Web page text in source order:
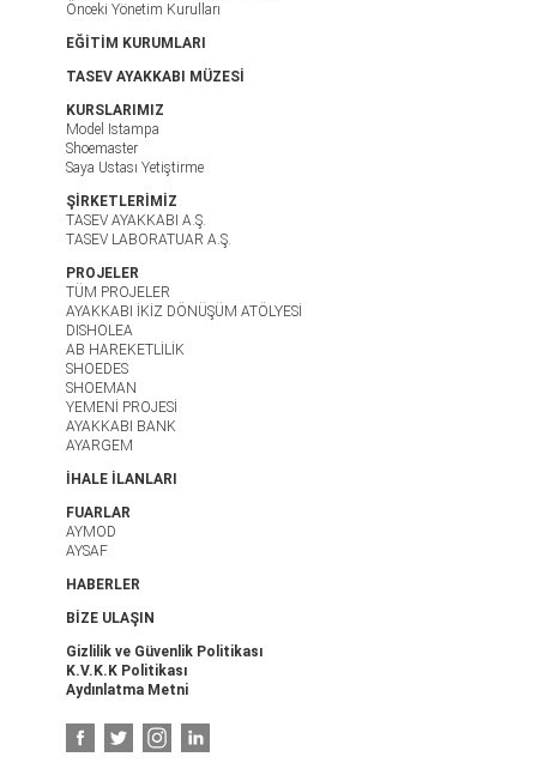
Önceki Yönetim Kurulları
EĞİTİM KURUMLARI
TASEV AYAKKABI MÜZESİ
KURSLARIMIZ
Model Istampa
Shoemaster
Saya Ustası Yetiştirme
ŞİRKETLERİMİZ
TASEV AYAKKABI A.Ş.
TASEV LABORATUAR A.Ş.
PROJELER
TÜM PROJELER
AYAKKABI İKİZ DÖNÜŞÜM ATÖLYESİ
DISHOLEA
AB HAREKETLİLİK
SHOEDES
SHOEMAN
YEMENİ PROJESİ
AYAKKABI BANK
AYARGEM
İHALE İLANLARI
FUARLAR
AYMOD
AYSAF
HABERLER
BİZE ULAŞIN
Gizlilik ve Güvenlik Politikası
K.V.K.K Politikası
Aydınlatma Metni